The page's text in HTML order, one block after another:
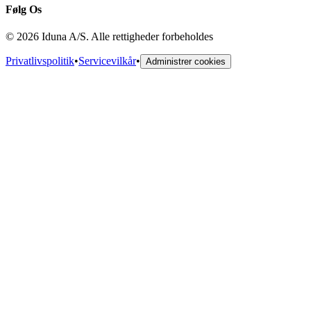
Følg Os
© 2026 Iduna A/S. Alle rettigheder forbeholdes
Privatlivspolitik•Servicevilkår• Administrer cookies